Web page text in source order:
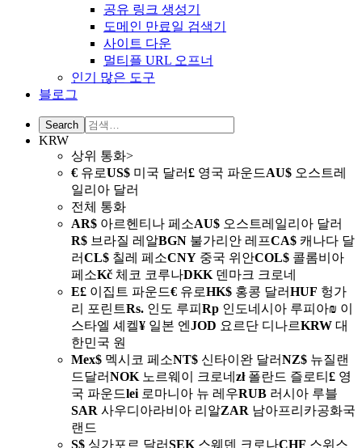
공유 링크 생성기
도메인 만료일 검색기
사이트 다운
멀티플 URL 오프너
인기 많은 도구
블로그
KRW
상위 통화>
€ 유로US$ 미국 달러£ 영국 파운드AU$ 오스트레
일리아 달러
전체 통화
AR$ 아르헨티나 페소AU$ 오스트레일리아 달러
R$ 브라질 레알BGN 불가리안 레프CA$ 캐나다 달
러CL$ 칠레 페소CNY 중국 위안COL$ 콜롬비아
페소Kč 체코 코루나DKK 덴마크 크로네
E£ 이집트 파운드€ 유로HK$ 홍콩 달러HUF 헝가
리 포린트Rs. 인도 루피 Rp 인도네시아 루피아₪ 이
스타엘 셰켈¥ 일본 엔 JOD 요르단 디나르KRW 대
한민국 원
Mex$ 멕시코 페소NT$ 신타이완 달러NZ$ 뉴질랜
드달러NOK 노르웨이 크로네 zł폴란드 즐로티 £ 영
국 파운드lei 로마니아 뉴 레우RUB 러시아 루블
SAR 사우디아라비아 리알ZAR 남아프리카공화국
랜드
S$ 싱가포르 달러SEK 스웨덴 크로나CHF 스위스